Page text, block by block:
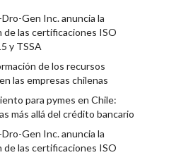
Gen Inc. anuncia la
de las certificaciones ISO
y TSSA
de los recursos
las empresas chilenas
para pymes en Chile:
más allá del crédito bancario
Gen Inc. anuncia la
de las certificaciones ISO